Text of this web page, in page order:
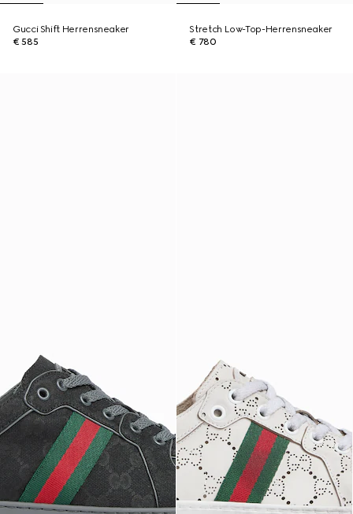
Gucci Shift Herrensneaker
€ 585
Stretch Low-Top-Herrensneaker
€ 780